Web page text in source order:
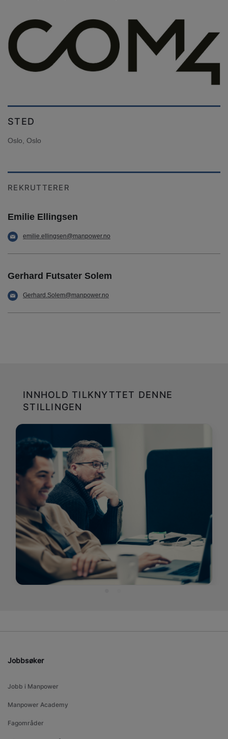
STED
Oslo, Oslo
REKRUTTERER
Emilie Ellingsen
emilie.ellingsen@manpower.no
Gerhard Futsater Solem
Gerhard.Solem@manpower.no
INNHOLD TILKNYTTET DENNE
STILLINGEN
Jobbsøker
Jobb i Manpower
Manpower Academy
Fagområder